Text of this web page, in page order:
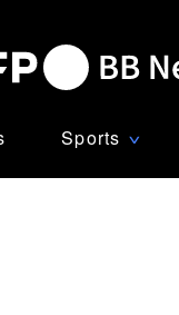
Sports ∨